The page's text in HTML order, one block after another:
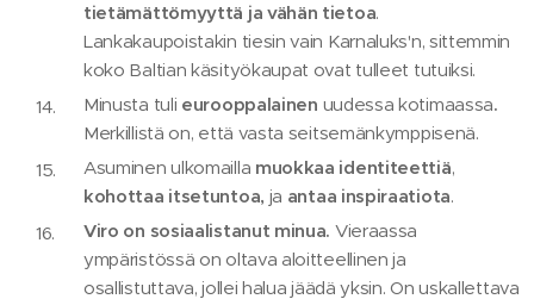
tietämättömyyttä ja vähän tietoa.
Lankakaupoistakin tiesin vain Karnaluks'n, sittemmin
koko Baltian käsityökaupat ovat tulleet tutuiksi.
Minusta tuli eurooppalainen uudessa kotimaassa.
Merkillistä on, että vasta seitsemänkymppisenä.
Asuminen ulkomailla muokkaa identiteettiä,
kohottaa itsetuntoa, ja antaa inspiraatiota.
Viro on sosiaalistanut minua. Vieraassa
ympäristössä on oltava aloitteellinen ja
osallistuttava, jollei halua jäädä yksin. On uskallettava